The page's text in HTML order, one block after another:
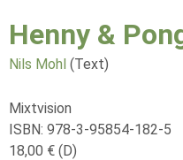
Henny &
Nils Mohl (Text)
Mixtvision
ISBN: 978-3-95854-182-5
18,00 € (D)